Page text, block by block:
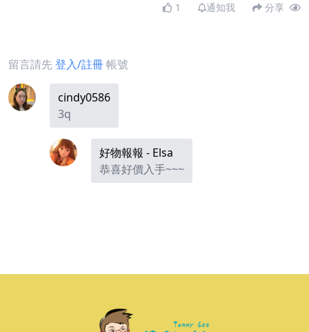
1 通知我 分享
留言請先登入/註冊帳號
cindy0586
3q
好物報報 - Elsa
恭喜好價入手~~~